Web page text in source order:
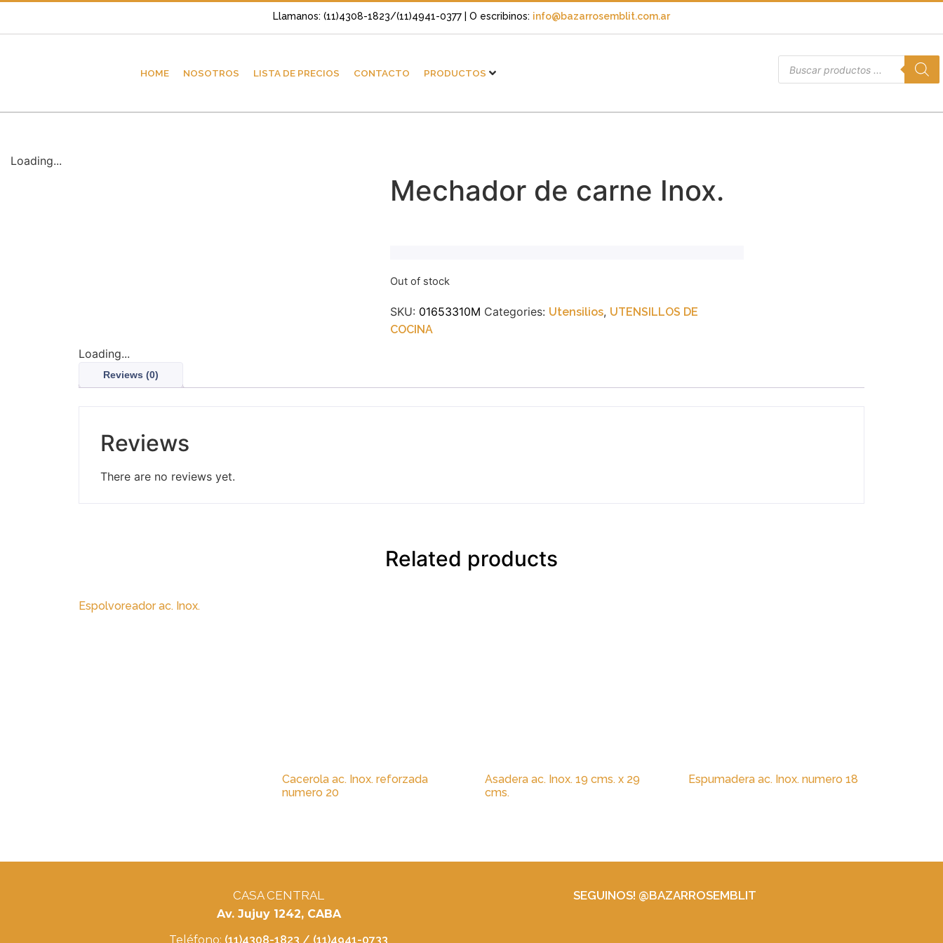
Llamanos: (11)4308-1823/(11)4941-0377 | O escribinos: info@bazarrosemblit.com.ar
HOME NOSOTROS LISTA DE PRECIOS CONTACTO PRODUCTOS
Loading...
Mechador de carne Inox.
Out of stock
SKU: 01653310M Categories: Utensilios, UTENSILLOS DE
COCINA
Loading...
Reviews (0)
Reviews
There are no reviews yet.
Related products
Espolvoreador ac. Inox.
Cacerola ac. Inox. reforzada
numero 20
Asadera ac. Inox. 19 cms. x 29
cms.
Espumadera ac. Inox. numero 18
CASA CENTRAL
Av. Jujuy 1242, CABA
Teléfono: (11)4308-1823 / (11)4941-0733
SEGUINOS! @BAZARROSEMBLIT